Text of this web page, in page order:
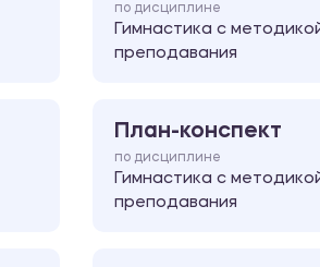
по дисциплине
Гимнастика с
преподавания
План-конспект
по дисциплине
Гимнастика с
преподавания